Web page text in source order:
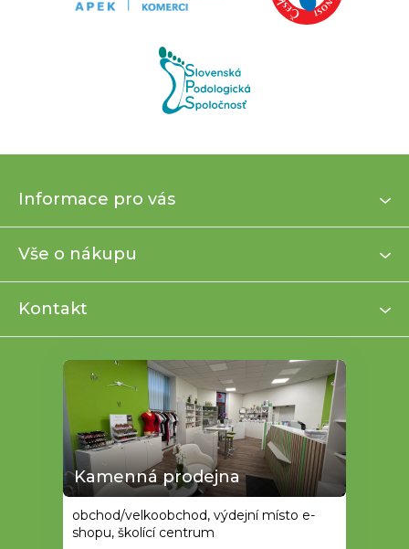
p
t
Informace pro vás
Vše o nákupu
Kontakt
Kamenná prodejna
obchod/velkoobchod, výdejní místo e-
shopu, školící centrum